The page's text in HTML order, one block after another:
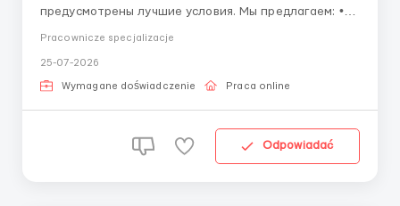
предусмотрены лучшие условия. Мы предлагаем: •
наставника Занятость: 8 часов в день. 📩
Telegram: @nikola_fil ...
Pracownicze specjalizacje
25-07-2026
Wymagane doświadczenie Praca online
Odpowiadać